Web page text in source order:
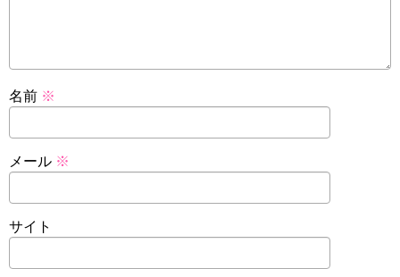
名前 ※
メール ※
サイト